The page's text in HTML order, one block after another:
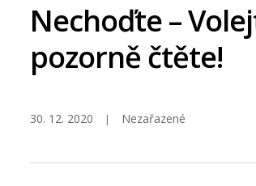
Nechoďte –
pozorně čtěte!
30. 12. 2020 Nezařazené